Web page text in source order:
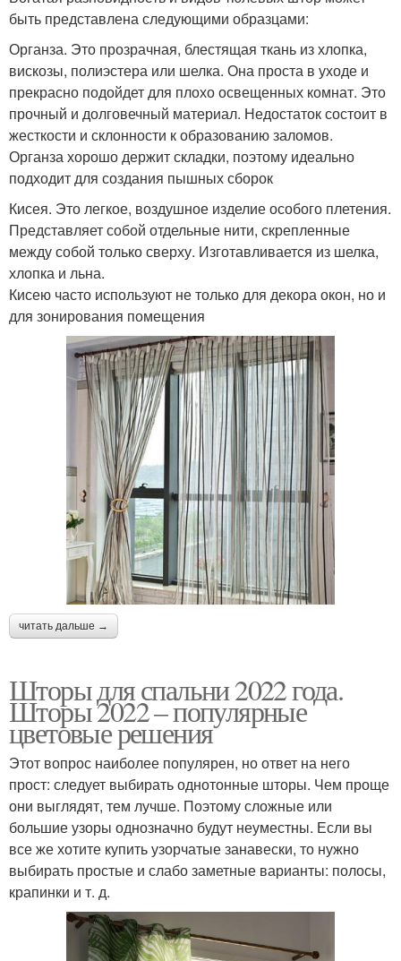
быть представлена следующими образцами:
Органза. Это прозрачная, блестящая ткань из хлопка,
вискозы, полиэстера или шелка. Она проста в уходе и
прекрасно подойдет для плохо освещенных комнат. Это
прочный и долговечный материал. Недостаток состоит в
жесткости и склонности к образованию заломов.
Органза хорошо держит складки, поэтому идеально
подходит для создания пышных сборок
Кисея. Это легкое, воздушное изделие особого плетения.
Представляет собой отдельные нити, скрепленные
между собой только сверху. Изготавливается из шелка,
хлопка и льна.
Кисею часто используют не только для декора окон, но и
для зонирования помещения
читать дальше →
Шторы для спальни 2022 года.
Шторы 2022 – популярные
цветовые решения
Этот вопрос наиболее популярен, но ответ на него
прост: следует выбирать однотонные шторы. Чем проще
они выглядят, тем лучше. Поэтому сложные или
большие узоры однозначно будут неуместны. Если вы
все же хотите купить узорчатые занавески, то нужно
выбирать простые и слабо заметные варианты: полосы,
крапинки и т. д.